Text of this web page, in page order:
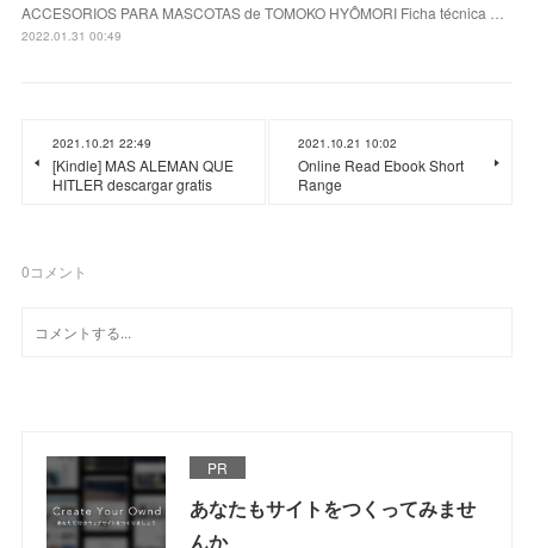
ACCESORIOS PARA MASCOTAS de TOMOKO HYÔMORI Ficha técnica …
2022.01.31 00:49
2021.10.21 22:49
[Kindle] MAS ALEMAN QUE
HITLER descargar gratis
2021.10.21 10:02
Online Read Ebook Short
Range
0コメント
PR
あなたもサイトをつくってみませ
んか